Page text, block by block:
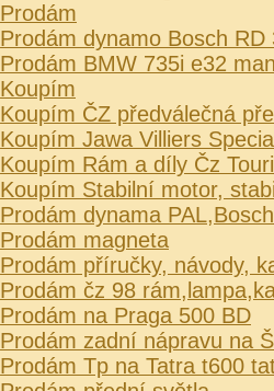
Prodám
Prodám dynamo Bosch RD
Prodám BMW 735i e32
Koupím
Koupím ČZ předválečná
Koupím Jawa Villiers
Koupím Rám a díly Čz
Koupím Stabilní motor,
Prodám dynama
Prodám magneta
Prodám příručky, návody,
Prodám čz 98
Prodám na Praga 500 BD
Prodám zadní nápravu na
Prodám Tp na Tatra t600